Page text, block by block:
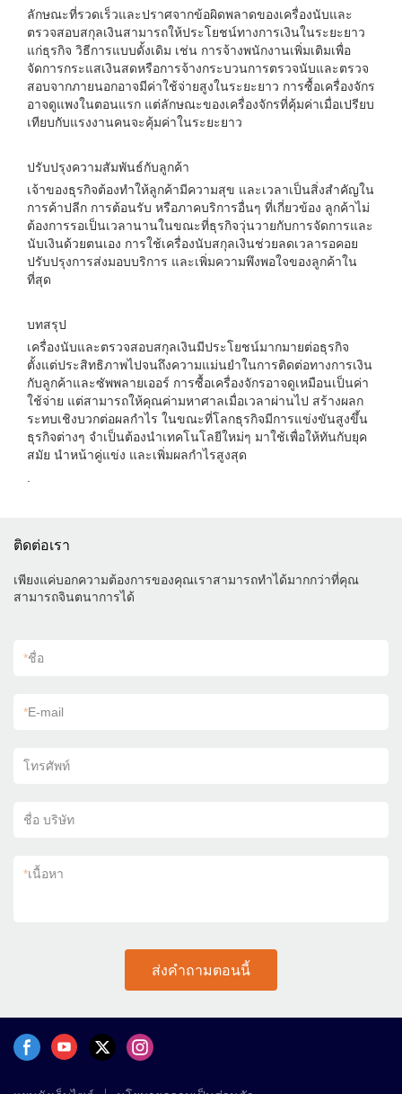
ลักษณะที่รวดเร็วและปราศจากข้อผิดพลาดของเครื่องนับและ
ตรวจสอบสกุลเงินสามารถให้ประโยชน์ทางการเงินในระยะยาว
แก่ธุรกิจ วิธีการแบบดั้งเดิม เช่น การจ้างพนักงานเพิ่มเติมเพื่อ
จัดการกระแสเงินสดหรือการจ้างกระบวนการตรวจนับและตรวจ
สอบจากภายนอกอาจมีค่าใช้จ่ายสูงในระยะยาว การซื้อเครื่องจักร
อาจดูแพงในตอนแรก แต่ลักษณะของเครื่องจักรที่คุ้มค่าเมื่อเปรียบ
เทียบกับแรงงานคนจะคุ้มค่าในระยะยาว
ปรับปรุงความสัมพันธ์กับลูกค้า
เจ้าของธุรกิจต้องทำให้ลูกค้ามีความสุข และเวลาเป็นสิ่งสำคัญใน
การค้าปลีก การต้อนรับ หรือภาคบริการอื่นๆ ที่เกี่ยวข้อง ลูกค้าไม่
ต้องการรอเป็นเวลานานในขณะที่ธุรกิจวุ่นวายกับการจัดการและ
นับเงินด้วยตนเอง การใช้เครื่องนับสกุลเงินช่วยลดเวลารอคอย
ปรับปรุงการส่งมอบบริการ และเพิ่มความพึงพอใจของลูกค้าใน
ที่สุด
บทสรุป
เครื่องนับและตรวจสอบสกุลเงินมีประโยชน์มากมายต่อธุรกิจ
ตั้งแต่ประสิทธิภาพไปจนถึงความแม่นยำในการติดต่อทางการเงิน
กับลูกค้าและซัพพลายเออร์ การซื้อเครื่องจักรอาจดูเหมือนเป็นค่า
ใช้จ่าย แต่สามารถให้คุณค่ามหาศาลเมื่อเวลาผ่านไป สร้างผลก
ระทบเชิงบวกต่อผลกำไร ในขณะที่โลกธุรกิจมีการแข่งขันสูงขึ้น
ธุรกิจต่างๆ จำเป็นต้องนำเทคโนโลยีใหม่ๆ มาใช้เพื่อให้ทันกับยุค
สมัย นำหน้าคู่แข่ง และเพิ่มผลกำไรสูงสุด
ติดต่อเรา
เพียงแค่บอกความต้องการของคุณเราสามารถทำได้มากกว่าที่คุณ
สามารถจินตนาการได้
*ชื่อ
*E-mail
โทรศัพท์
ชื่อ บริษัท
*เนื้อหา
ส่งคำถามตอนนี้